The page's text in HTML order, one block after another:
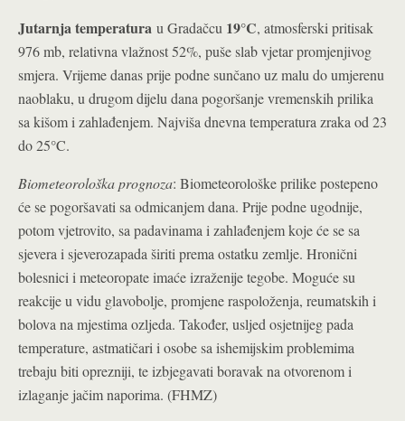
Jutarnja temperatura u Gradačcu 19°C, atmosferski pritisak
976 mb, relativna vlažnost 52%, puše slab vjetar promjenjivog
smjera. Vrijeme danas prije podne sunčano uz malu do umjerenu
naoblaku, u drugom dijelu dana pogoršanje vremenskih prilika
sa kišom i zahlađenjem. Najviša dnevna temperatura zraka od 23
do 25°C.
Biometeorološka prognoza: Biometeorološke prilike postepeno
će se pogoršavati sa odmicanjem dana. Prije podne ugodnije,
potom vjetrovito, sa padavinama i zahlađenjem koje će se sa
sjevera i sjeverozapada širiti prema ostatku zemlje. Hronični
bolesnici i meteoropate imaće izraženije tegobe. Moguće su
reakcije u vidu glavobolje, promjene raspoloženja, reumatskih i
bolova na mjestima ozljeda. Također, usljed osjetnijeg pada
temperature, astmatičari i osobe sa ishemijskim problemima
trebaju biti oprezniji, te izbjegavati boravak na otvorenom i
izlaganje jačim naporima. (FHMZ)